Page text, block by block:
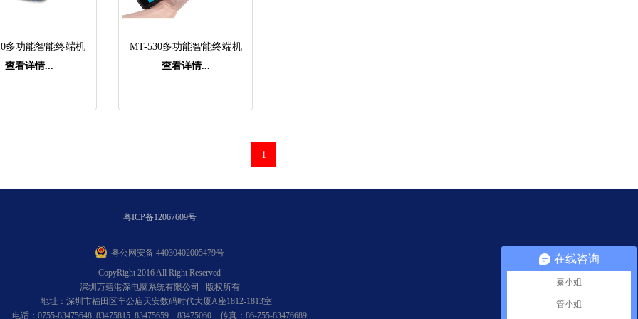
多功能智能终端机
查看详情...
MT-530多功能智能终端机
查看详情...
1
粤ICP备12067609号
粤公网安备 44030402005479号
CopyRight 2016 All Right Reserved
深圳万碧港深电脑系统有限公司 版权所有
地址：深圳市福田区车公庙天安数码时代大厦A座1812-1813室
电话：0755-83475648 83475815 83475659 83475060 传真：86-755-83476689
在线咨询
秦小姐
管小姐